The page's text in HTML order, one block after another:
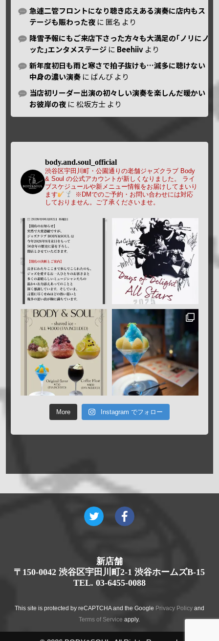
急遽二管フロントになり聴き応えある演奏に店内もス
テージも賑わった夜 に 匿名 より
降雪予報にもご来店下さった方々も大満足の｢ノリにノ
ッた｣エンタメステージ に Beehiiv より
新年度初日も雨と寒さで拍子抜けも…滅多に聴けない
中身の濃い演奏 に ばんび より
当店初リーダー出演の初々しい演奏を楽しんだ暖かい
お彼岸の夜 に松坂方士 より
body.and.soul_official
渋谷区宇田川町・公園通りの老舗ジャズクラブ Body
& Soul の公式アカウントが新しくなりました。
ライ
ブスケジュールや新メニュー情報をお届けしてまいり
ます
※DMでのご予約・お問い合わせには対応
しておりません。ご了承くださいませ。
More Instagram でフォロー
新店舗
〒150-0042 渋谷区宇田川町2-1 渋谷ホームズB-15
TEL. 03-6455-0088
This site is protected by reCAPTCHA and the Google Privacy Policyand
Terms of Service apply.